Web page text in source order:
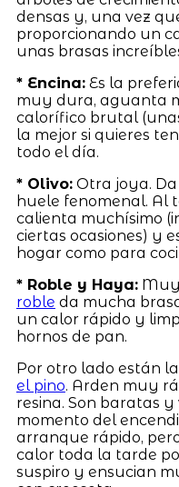
densas y, una vez
proporcionando un
unas brasas
* Encina:Es la
muy dura, aguanta
calorífico brutal
la mejor si quieres
todo el día.
* Olivo:Otra joya.
huele fenomenal. Al
calienta muchísimo
ciertas ocasiones) y
hogar como para
* Roble y Haya:Muy
roble da mucha
un calor rápido y
hornos de pan.
Por otro lado están
el pino. Arden muy
resina. Son baratas
momento del
arranque rápido,
calor toda la tarde
suspiro y ensucian